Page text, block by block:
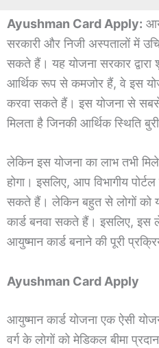
Ayushman Card Apply:
सरकारी और निजी अस्पतालों में
सकते हैं। यह योजना सरकार
आर्थिक रूप से कमजोर हैं, वे इस
करवा सकते हैं। इस योजना से
मिलता है जिनकी आर्थिक स्थिति
लेकिन इस योजना का लाभ तभी
होगा। इसलिए, आप विभागीय
सकते हैं। लेकिन बहुत से लोगों को
कार्ड बनवा सकते हैं। इसलिए,
आयुष्मान कार्ड बनाने की पूरी
Ayushman Card Apply
आयुष्मान कार्ड योजना एक ऐसी
वर्ग के लोगों को मेडिकल बीमा